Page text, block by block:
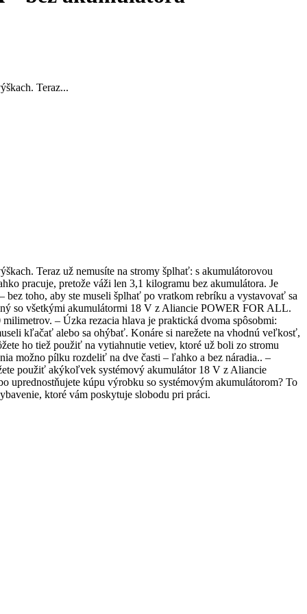
Teraz...
Teraz už nemusíte na stromy šplhať: s akumulátorovou
pracuje, pretože váži len 3,1 kilogramu bez akumulátora. Je
toho, aby ste museli šplhať po vratkom rebríku a vystavovať sa
so všetkými akumulátormi 18 V z Aliancie POWER FOR ALL.
– Úzka rezacia hlava je praktická dvoma spôsobmi:
kľačať alebo sa ohýbať. Konáre si narežete na vhodnú veľkosť,
ho tiež použiť na vytiahnutie vetiev, ktoré už boli zo stromu
možno pílku rozdeliť na dve časti – ľahko a bez náradia.. –
použiť akýkoľvek systémový akumulátor 18 V z Aliancie
uprednostňujete kúpu výrobku so systémovým akumulátorom? To
ktoré vám poskytuje slobodu pri práci.